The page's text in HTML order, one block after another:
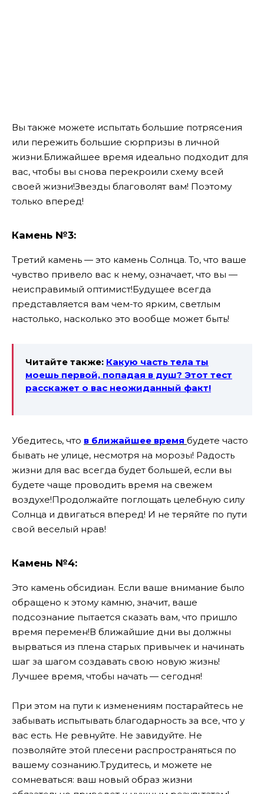
Вы также можете испытать большие потрясения
или пережить большие сюрпризы в личной
жизни.Ближайшее время идеально подходит для
вас, чтобы вы снова перекроили схему всей
своей жизни!Звезды благоволят вам! Поэтому
только вперед!
Камень №3:
Третий камень — это камень Солнца. То, что ваше
чувство привело вас к нему, означает, что вы —
неисправимый оптимист!Будущее всегда
представляется вам чем-то ярким, светлым
настолько, насколько это вообще может быть!
Читайте также: Какую часть тела ты
моешь первой, попадая в душ? Этот тест
расскажет о вас неожиданный факт!
Убедитесь, что в ближайшее время будете часто
бывать не улице, несмотря на морозы! Радость
жизни для вас всегда будет большей, если вы
будете чаще проводить время на свежем
воздухе!Продолжайте поглощать целебную силу
Солнца и двигаться вперед! И не теряйте по пути
свой веселый нрав!
Камень №4:
Это камень обсидиан. Если ваше внимание было
обращено к этому камню, значит, ваше
подсознание пытается сказать вам, что пришло
время перемен!В ближайшие дни вы должны
вырваться из плена старых привычек и начинать
шаг за шагом создавать свою новую жизнь!
Лучшее время, чтобы начать — сегодня!
При этом на пути к изменениям постарайтесь не
забывать испытывать благодарность за все, что у
вас есть. Не ревнуйте. Не завидуйте. Не
позволяйте этой плесени распространяться по
вашему сознанию.Трудитесь, и можете не
сомневаться: ваш новый образ жизни